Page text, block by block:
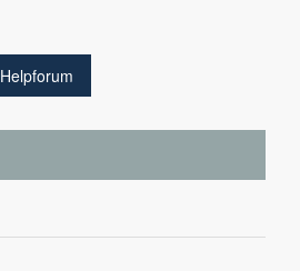
Helpforum